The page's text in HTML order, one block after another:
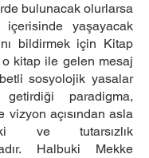
bulunacak olurlarsa
yaşayacak
bildirmek için Kitap
kitap ile gelen mesaj
sosyolojik yasalar
paradigma,
vizyon açısından asla
ve tutarsızlık
Halbuki Mekke